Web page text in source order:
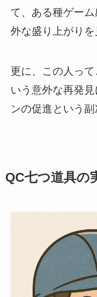
て、ある種ゲー
外な盛り上がりを
更に、この人っ
いう意外な再発
ンの促進という副
QC七つ道具の